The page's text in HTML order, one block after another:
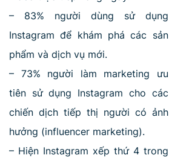
– 83% người dùng sử dụng
Instagram để khám phá các sản
phẩm và dịch vụ mới.
– 73% người làm marketing ưu
tiên sử dụng Instagram cho các
chiến dịch tiếp thị người có ảnh
hưởng (influencer marketing).
– Hiện Instagram xếp thứ 4 trong